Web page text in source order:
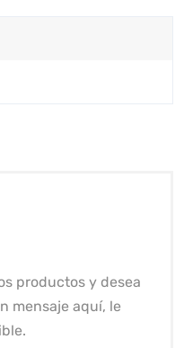
productos y desea
mensaje aquí, le